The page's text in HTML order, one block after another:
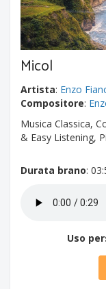
Micol
Artista: Enzo
Compositore:
Musica Classica,
& Easy Listening,
Durata brano:
Uso